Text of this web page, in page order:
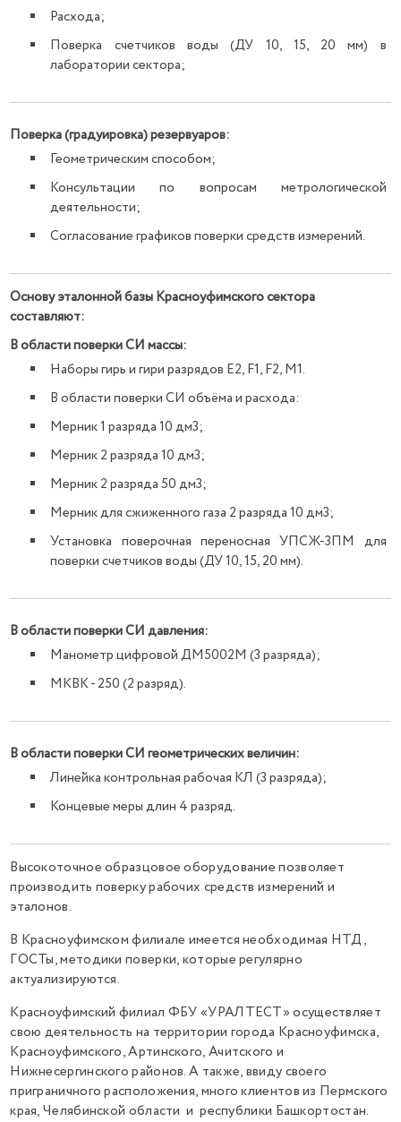
Расхода;
Поверка счетчиков воды (ДУ 10, 15, 20 мм) в
лаборатории сектора;
Поверка (градуировка) резервуаров:
Геометрическим способом;
Консультации по вопросам метрологической
деятельности;
Согласование графиков поверки средств измерений.
Основу эталонной базы Красноуфимского сектора
составляют:
В области поверки СИ массы:
Наборы гирь и гири разрядов Е2, F1, F2, M1.
В области поверки СИ объёма и расхода:
Мерник 1 разряда 10 дм3;
Мерник 2 разряда 10 дм3;
Мерник 2 разряда 50 дм3;
Мерник для сжиженного газа 2 разряда 10 дм3;
Установка поверочная переносная УПСЖ-3ПМ для
поверки счетчиков воды (ДУ 10, 15, 20 мм).
В области поверки СИ давления:
Манометр цифровой ДМ5002М (3 разряда);
МКВК - 250 (2 разряд).
В области поверки СИ геометрических величин:
Линейка контрольная рабочая КЛ (3 разряда);
Концевые меры длин 4 разряд.
Высокоточное образцовое оборудование позволяет
производить поверку рабочих средств измерений и
эталонов.
В Красноуфимском филиале имеется необходимая НТД,
ГОСТы, методики поверки, которые регулярно
актуализируются.
Красноуфимский филиал ФБУ «УРАЛТЕСТ» осуществляет
свою деятельность на территории города Красноуфимска,
Красноуфимского, Артинского, Ачитского и
Нижнесергинского районов. А также, ввиду своего
приграничного расположения, много клиентов из Пермского
края, Челябинской области и республики Башкортостан.